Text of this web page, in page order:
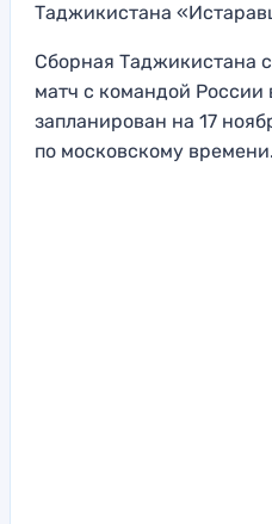
Таджикистана
Сборная Таджикистана
матч с командой
запланирован на 17
по московскому времени.